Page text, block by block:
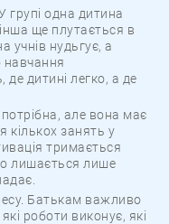
групі одна дитина
ще плутається в
учнів нудьгує, а
навчання
де дитині легко, а де
але вона має
кількох занять у
тримається
лишається лише
Батькам важливо
роботи виконує, які